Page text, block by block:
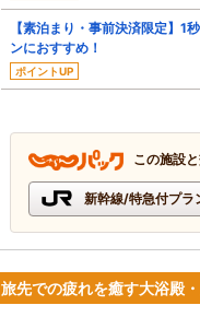
【素泊まり・事前決済限定】1
ンにおすすめ！
ポイントUP
この施設
新幹線/特急付プラ
旅先での疲れを癒す大浴殿